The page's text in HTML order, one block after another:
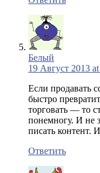
Белый
19 Август 2013
Если продавать
быстро
торговать — то
понемногу. И не
писать
Ответить